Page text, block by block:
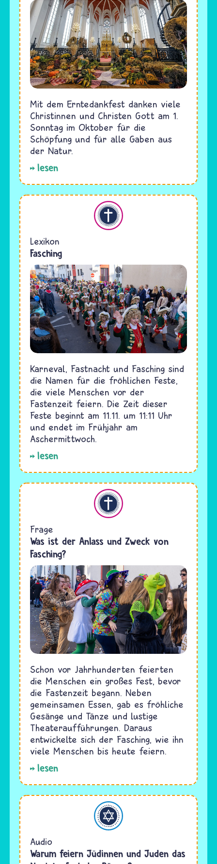
Mit dem Erntedankfest danken viele
Christinnen und Christen Gott am 1.
Sonntag im Oktober für die
Schöpfung und für alle Gaben aus
der Natur.
lesen
Christentum
Lexikon
Fasching
Karneval, Fastnacht und Fasching sind
die Namen für die fröhlichen Feste,
die viele Menschen vor der
Fastenzeit feiern. Die Zeit dieser
Feste beginnt am 11.11. um 11:11 Uhr
und endet im Frühjahr am
Aschermittwoch.
lesen
Christentum
Frage
Was ist der Anlass und Zweck von
Fasching?
Schon vor Jahrhunderten feierten
die Menschen ein großes Fest, bevor
die Fastenzeit begann. Neben
gemeinsamen Essen, gab es fröhliche
Gesänge und Tänze und lustige
Theateraufführungen. Daraus
entwickelte sich der Fasching, wie ihn
viele Menschen bis heute feiern.
lesen
Judentum
Audio
Warum feiern Jüdinnen und Juden das